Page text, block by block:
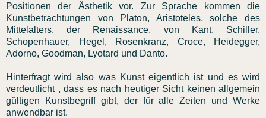
Positionen der Ästhetik vor. Zur Sprache kommen die
Kunstbetrachtungen von Platon, Aristoteles, solche des
Mittelalters, der Renaissance, von Kant, Schiller,
Schopenhauer, Hegel, Rosenkranz, Croce, Heidegger,
Adorno, Goodman, Lyotard und Danto.
Hinterfragt wird also was Kunst eigentlich ist und es wird
verdeutlicht , dass es nach heutiger Sicht keinen allgemein
gültigen Kunstbegriff gibt, der für alle Zeiten und Werke
anwendbar ist.